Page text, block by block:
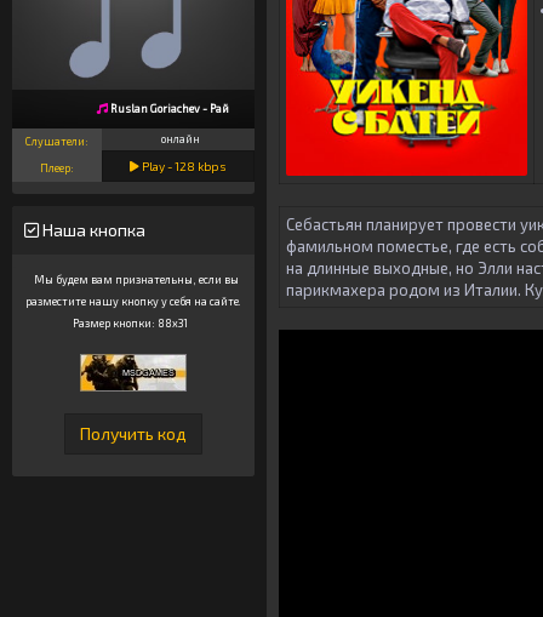
Ruslan Goriachev - Рай
Слушатели: онлайн
Плеер: Play -128 kbps
Наша кнопка
Мы будем вам признательны, если вы
разместите нашу кнопку у себя на сайте.
Размер кнопки: 88x31
Себастьян планирует провести
фамильном поместье, где есть
на длинные выходные, но Элли
парикмахера родом из Италии.